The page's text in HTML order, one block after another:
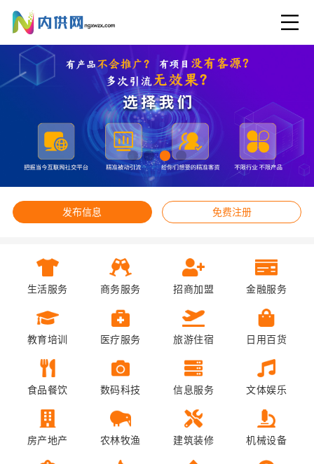
发布信息 免费注册
生活服务 商务服务 招商加盟 金融服务
教育培训 医疗服务 旅游住宿 日用百货
食品餐饮 数码科技 信息服务 文体娱乐
房产地产 农林牧渔 建筑装修 机械设备